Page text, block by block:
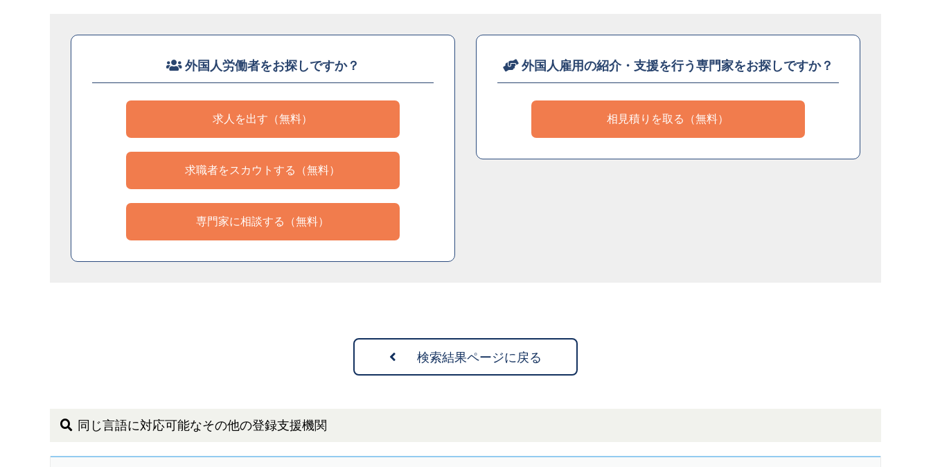
外国人労働者をお探しですか？
求人を出す（無料）
求職者をスカウトする（無料）
専門家に相談する（無料）
外国人雇用の紹介・支援を行う専門家をお探しですか？
相見積りを取る（無料）
検索結果ページに戻る
同じ言語に対応可能なその他の登録支援機関